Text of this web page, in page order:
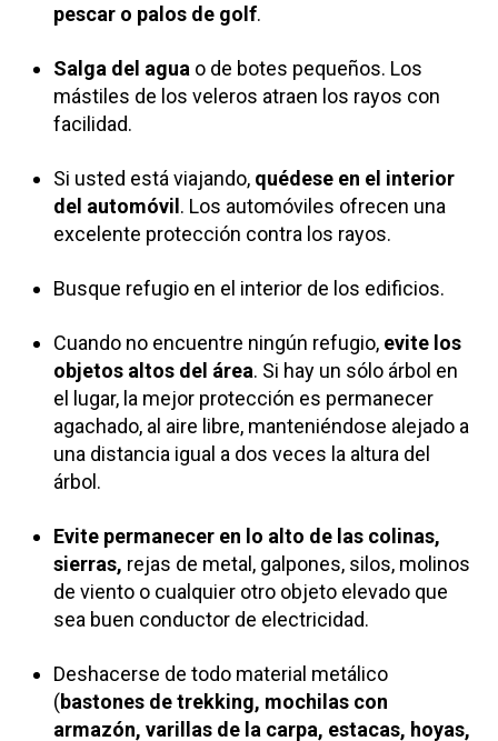
pescar o palos de golf.
Salga del agua o de botes pequeños. Los
mástiles de los veleros atraen los rayos con
facilidad.
Si usted está viajando, quédese en el interior
del automóvil . Los automóviles ofrecen una
excelente protección contra los rayos.
Busque refugio en el interior de los edificios.
Cuando no encuentre ningún refugio, evite los
objetos altos del área. Si hay un sólo árbol en
el lugar, la mejor protección es permanecer
agachado, al aire libre, manteniéndose alejado a
una distancia igual a dos veces la altura del
árbol.
Evite permanecer en lo alto de las colinas,
sierras, rejas de metal, galpones, silos, molinos
de viento o cualquier otro objeto elevado que
sea buen conductor de electricidad.
Deshacerse de todo material metálico
(bastones de trekking, mochilas con
armazón, varillas de la carpa, estacas, hoyas,